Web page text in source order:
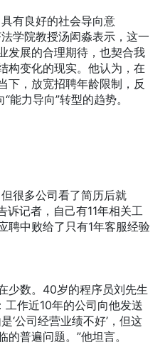
有良好的社会导向意
学院教授汤闳淼表示，这一
发展的合理期待，也契合我
构变化的现实。他认为，在
下，放宽招聘年龄限制，反
能力导向”转型的趋势。
很多公司看了简历后就
诉记者，自己有11年相关工
聘中败给了只有1年客服经验
少数。40岁的程序员刘先生
工作近10年的公司向他发送
‘公司经营业绩不好’，但这
普遍问题。”他坦言。